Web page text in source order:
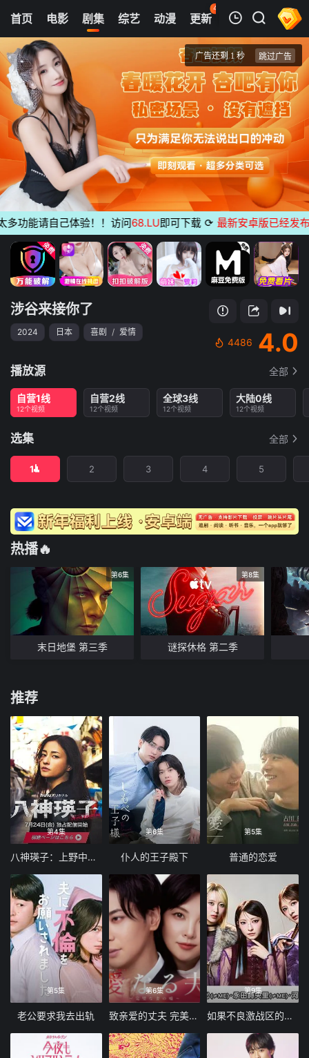
首页 电影 剧集 综艺 动漫 更新
43
热榜 APP
1
涉谷来接你了
清空
请自己体验！！访问 68.LU即可下载 ⟳ 最新安卓版已经发布无
涉谷来接你了
2024 日本 喜剧 / 爱情
4486 4.0
播放源 全部
自营1线
12个视频
自营2线
12个视频
全球3线
12个视频
大陆0线
12个视频
选集 全部
1 2 3 4 5
热播🔥
第6集
末日地堡 第三季
第8集
谜探休格 第二季
推荐
第4集
八神瑛子：上野中央署组织犯罪对策课
第6集
仆人的王子殿下
第5集
普通的恋爱
第5集
老公要求我去出轨
第6集
致亲爱的丈夫 完美妻子的谎言
第9集
如果不良激战区的四天王转生成了偶像团体